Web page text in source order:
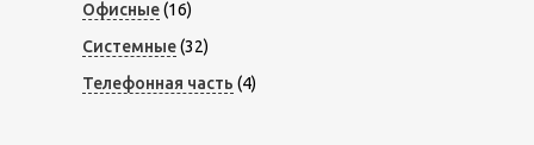
Офисные(16)
Системные(32)
Телефонная часть (4)